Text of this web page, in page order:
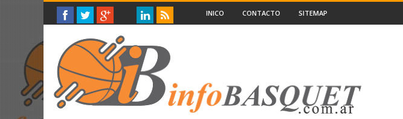
INICO CONTACTO SITEMAP